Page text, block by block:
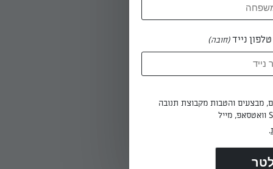
נייד(חובה)
מבצעים והטבות מקבוצת תנובה
.